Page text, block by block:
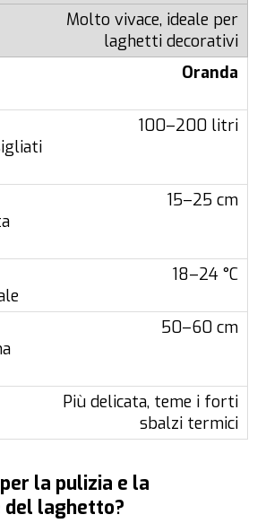
Molto vivace, ideale per
laghetti decorativi
Oranda
100–200 litri
15–25 cm
18–24 °C
50–60 cm
Più delicata, teme i forti
sbalzi termici
la pulizia e la
del laghetto?